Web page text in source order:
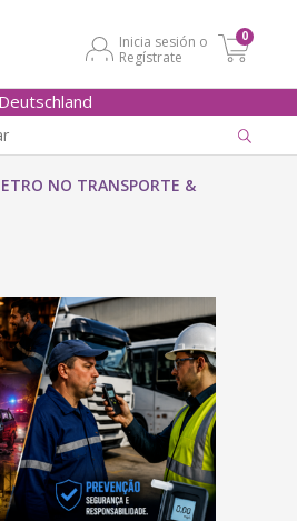
Inicia sesión o
Regístrate
0
Deutschland
NO TRANSPORTE &